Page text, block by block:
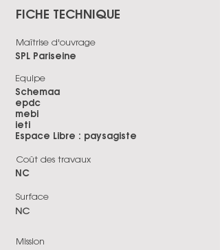
FICHE TECHNIQUE
Maîtrise d'ouvrage
SPL Pariseine
Equipe
Schemaa
epdc
mebi
ieti
Espace Libre : paysagiste
Coût des travaux
NC
Surface
NC
Mission